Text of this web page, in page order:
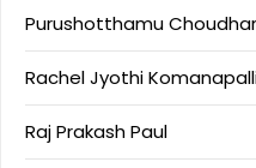
Purushotthamu
Rachel Jyothi
Raj Prakash Paul